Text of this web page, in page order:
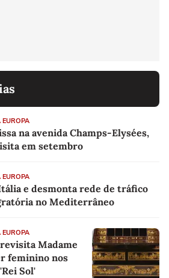
EUROPA
na avenida Champs-Elysées,
em setembro
EUROPA
e desmonta rede de tráfico
no Mediterrâneo
EUROPA
Madame
feminino nos
Sol'